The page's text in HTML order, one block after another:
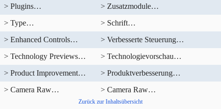
> Plugins…
> Zusatzmodule…
> Type…
> Schrift…
> Enhanced Controls…
> Verbesserte Steuerung…
> Technology Previews…
> Technologievorschau…
> Product Improvement…
> Produktverbesserung…
> Camera Raw…
> Camera Raw…
Zurück zur Inhaltsübersicht